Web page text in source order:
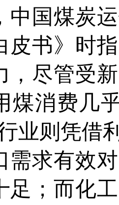
煤炭运
皮书》时
，尽管受
煤消费几
业则凭借
需求有效
足；而化